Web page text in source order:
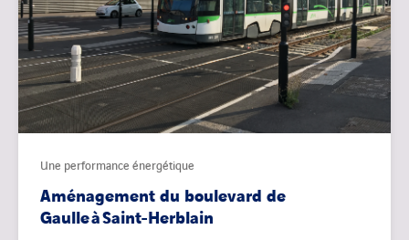
Une performance énergétique
Aménagement du boulevard de
Gaulle à Saint-Herblain